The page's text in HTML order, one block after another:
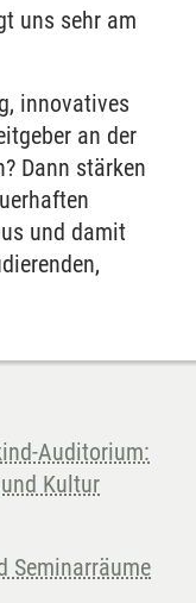
uns sehr am
innovatives
an der
Dann stärken
und damit
Auditorium:
Kultur
Seminarräume